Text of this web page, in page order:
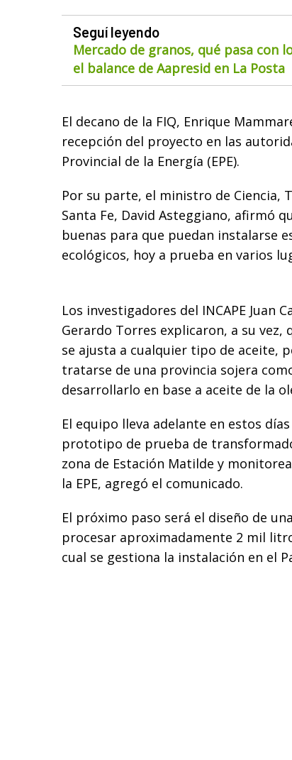
Seguí leyendo
Mercado de granos, qué pasa con
el balance de Aapresid en La Posta
El decano de la FIQ, Enrique
recepción del proyecto en las
Provincial de la Energía (EPE).
Por su parte, el ministro de Ciencia,
Santa Fe, David Asteggiano, afirmó
buenas para que puedan instalarse
ecológicos, hoy a prueba en varios
Los investigadores del INCAPE Juan
Gerardo Torres explicaron, a su vez,
se ajusta a cualquier tipo de aceite,
tratarse de una provincia sojera
desarrollarlo en base a aceite de la
El equipo lleva adelante en estos
prototipo de prueba de
zona de Estación Matilde y
la EPE, agregó el comunicado.
El próximo paso será el diseño de
procesar aproximadamente 2 mil
cual se gestiona la instalación en el